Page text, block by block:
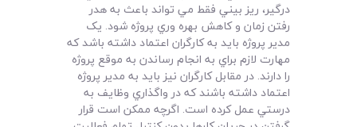
درگير، ريز بيني فقط مي تواند باعث به هدر
رفتن زمان و کاهش بهره وري پروژه شود. يک
مدير پروژه بايد به کارگران اعتماد داشته باشد که
مهارت لازم براي به انجام رساندن به موقع پروژه
را دارند. در مقابل کارگران نيز بايد به مدير پروژه
اعتماد داشته باشند که در واگذاري وظايف به
درستي عمل کرده است. اگرچه ممکن است قرار